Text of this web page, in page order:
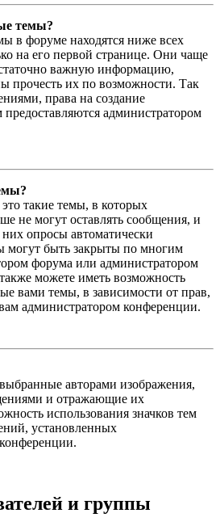
темы?
в форуме находятся ниже всех
на его первой странице. Они чаще
важную информацию,
прочесть их по возможности. Так
права на создание
администратором
такие темы, в которых
не могут оставлять сообщения, и
опросы автоматически
могут быть закрыты по многим
форума или администратором
можете иметь возможность
вами темы, в зависимости от прав,
администратором конференции.
авторами изображения,
и отражающие их
использования значков тем
установленных
и группы